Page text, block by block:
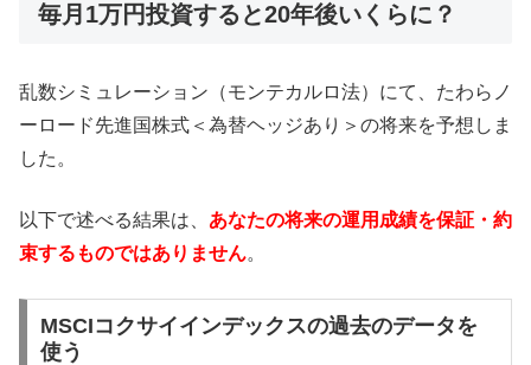
毎月1万円投資すると20年後いくらに？
乱数シミュレーション（モンテカルロ法）にて、たわらノ
ーロード先進国株式＜為替ヘッジあり＞の将来を予想しま
した。
以下で述べる結果は、 あなたの将来の運用成績を保証・約
束するものではありません。
MSCIコクサイインデックスの過去のデータを
使う